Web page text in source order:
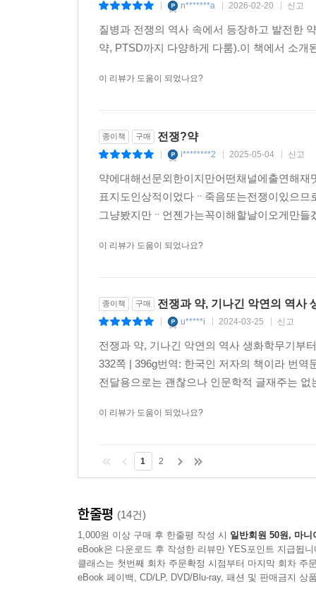
있었는데, 이 물질의 구조를 바탕으로 가장 유
우울증이나 PTSD 치료제로 개량되어 병을 완
잊지 않도록 당부한다.
“우리는 전쟁과 질병이 없는 세상을 꿈꾸지만 한
n*******a 2026-02-20 신고
질병과 전쟁의 역사 속에서 등장하고 발전한
약, PTSD까지 다양하게 다룸).이 책에서 소
이 리뷰가 도움이 되었나요?
종이책 구매 전쟁?약
i********2 2025-05-04 신고
약에대해선문외한이지만어떤채널에출연해
표지도인상적이었다ᆢ죽음또는전쟁이있으
그냥봤지만ᆢ언젠가는꼭이해할날이오게만
이 리뷰가 도움이 되었나요?
종이책 구매 전쟁과 약, 기나긴 악연의 역사
u*****i 2024-03-25 신고
전쟁과 약, 기나긴 악연의 역사 생화학무기부
332쪽 | 396g번역: 한국인 저자의 책이라 번
전달용으로는 괜찮으나 인문학적 글재주는
이 리뷰가 도움이 되었나요?
1 2
한줄평 (14건)
1,000원 이상 구매 후 한줄평 작성 시 일반회원 50원, 마니
eBook은 다운로드 후 작성한 리뷰만 YES포인트 지급됩니
클래스는 첫번째 회차 주문확정 시점부터 마지막 회차 주
eBook 페이백, CD/LP, DVD/Blu-ray, 패션 및 판매금지 상